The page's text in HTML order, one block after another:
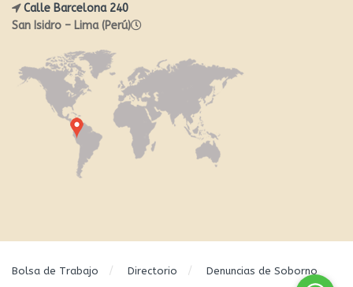
Calle Barcelona 240
San Isidro – Lima (Perú)
Bolsa de Trabajo Directorio Denuncias de Soborno